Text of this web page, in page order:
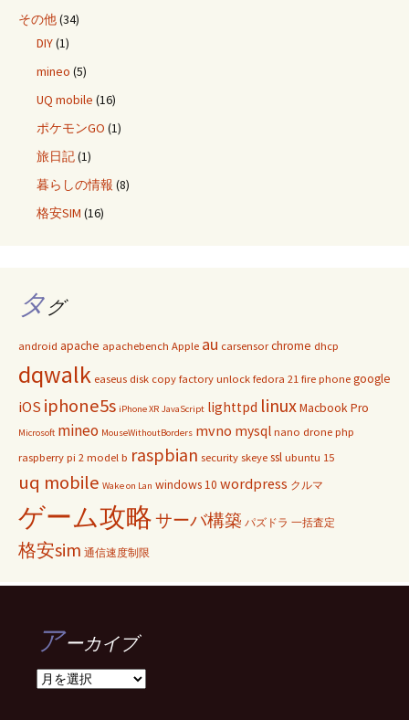
その他(34)
DIY(1)
mineo (5)
UQ mobile (16)
ポケモンGO (1)
旅日記(1)
暮らしの情報 (8)
格安SIM (16)
タ グ
android apache apachebench Apple au carsensor chrome dhcp
dqwalk easeus disk copy factory unlock fedora 21 fire phone google
iOS iphone5s iPhone XR JavaScript lighttpd linuxMacbook Pro
Microsoft mineo MouseWithoutBorders mvno mysql nano drone php
raspberry pi 2 model b raspbian security skeye ssl ubuntu 15
uq mobile Wake on Lan windows 10 wordpress クルマ
ゲーム攻略サーバ構築 パズドラ 一括査定
格安sim 通信速度制限
アーカイブ
ア